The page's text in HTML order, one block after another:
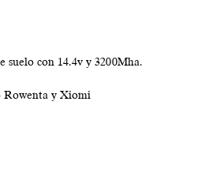
suelo con 14.4v y 3200Mha.
Rowenta y Xiomi